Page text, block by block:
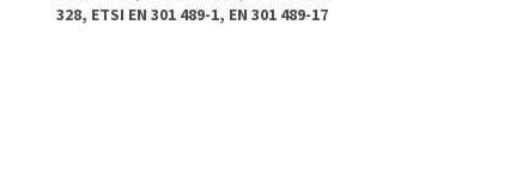
328, ETSI EN 301 489-1, EN 301 489-17